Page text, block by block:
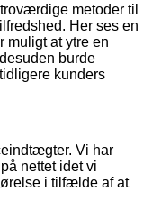
metoder til
Her ses en
muligt at ytre en
burde
kunders
Vi har
nettet idet vi
i tilfælde af at